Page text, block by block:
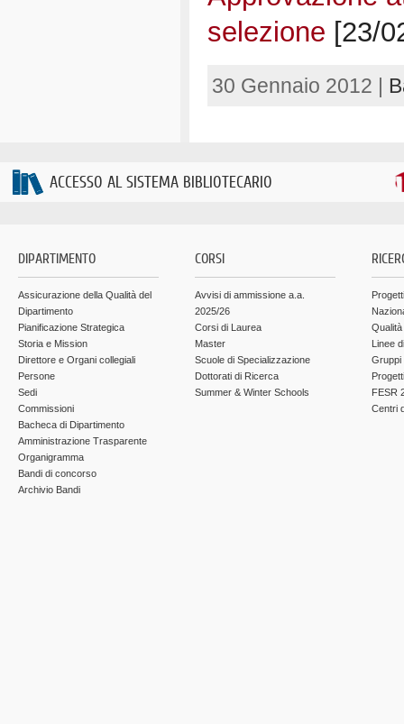
selezione [23/
30 Gennaio 2012 |
ACCESSO AL SISTEMA BIBLIOTECARIO
DIPARTIMENTO
Assicurazione della Qualità del
Dipartimento
Pianificazione Strategica
Storia e Mission
Direttore e Organi collegiali
Persone
Sedi
Commissioni
Bacheca di Dipartimento
Amministrazione Trasparente
Organigramma
Bandi di concorso
Archivio Bandi
CORSI
Avvisi di ammissione a.a.
2025/26
Corsi di Laurea
Master
Scuole di Specializzazione
Dottorati di Ricerca
Summer & Winter Schools
Linee
Gruppi
FESR
Centri